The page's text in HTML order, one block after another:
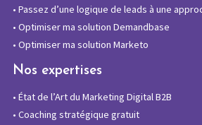
• Passez d’une logique de leads à une
• Optimiser ma solution Demandbase
• Optimiser ma solution Marketo
Nos expertises
• État de l’Art du Marketing Digital B2B
• Coaching stratégique gratuit